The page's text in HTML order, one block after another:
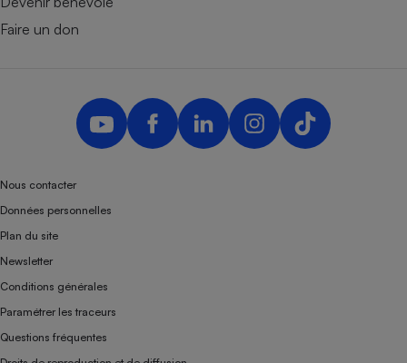
Faire un don
Nous contacter
Données personnelles
Plan du site
Newsletter
Conditions générales
Paramétrer les traceurs
Questions fréquentes